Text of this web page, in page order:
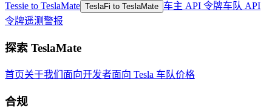
Tessie to TeslaMate TeslaFi to TeslaMate 车主 API 令牌车队 API
令牌遥测警报
探索 TeslaMate
首页关于我们 面向开发者面向 Tesla 车队价格
合规